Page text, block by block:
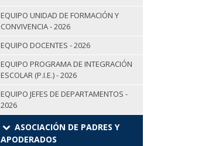
EQUIPO UNIDAD DE FORMACIÓN Y
CONVIVENCIA - 2026
EQUIPO DOCENTES - 2026
EQUIPO PROGRAMA DE INTEGRACIÓN
ESCOLAR (P.I.E.) - 2026
EQUIPO JEFES DE DEPARTAMENTOS -
2026
ASOCIACIÓN DE PADRES Y
APODERADOS